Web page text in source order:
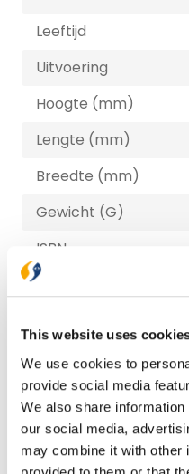
This website uses
We use cookies to
provide social media
We also share
our social media,
may combine it with other
Leeftijd
Uitvoering
Hoogte (mm)
Lengte (mm)
Breedte (mm)
Gewicht (G)
ISBN
Druk
NUR-code
Auteur
Illustrator
Taal